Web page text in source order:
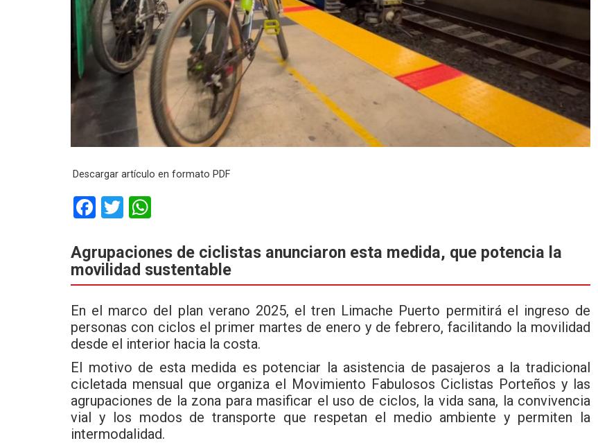
Descargar artículo en formato PDF
F
ce
b
o
k
T
tt
er
at
s
p
p
Agrupaciones de ciclistas anunciaron esta medida, que potencia la
movilidad sustentable
En el marco del plan verano 2025, el tren Limache Puerto permitirá el ingreso de
personas con ciclos el primer martes de enero y de febrero, facilitando la movilidad
desde el interior hacia la costa.
El motivo de esta medida es potenciar la asistencia de pasajeros a la tradicional
cicletada mensual que organiza el Movimiento Fabulosos Ciclistas Porteños y las
agrupaciones de la zona para masificar el uso de ciclos, la vida sana, la convivencia
vial y los modos de transporte que respetan el medio ambiente y permiten la
intermodalidad.